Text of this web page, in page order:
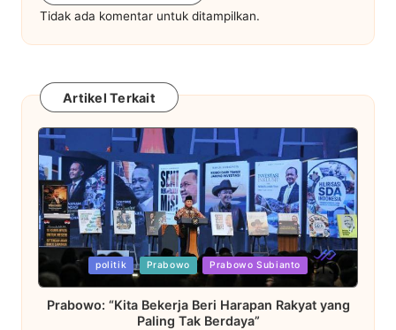
Tidak ada komentar untuk ditampilkan.
Artikel Terkait
Posted
in
politik Prabowo Prabowo Subianto
Prabowo: “Kita Bekerja Beri Harapan Rakyat yang
Paling Tak Berdaya”